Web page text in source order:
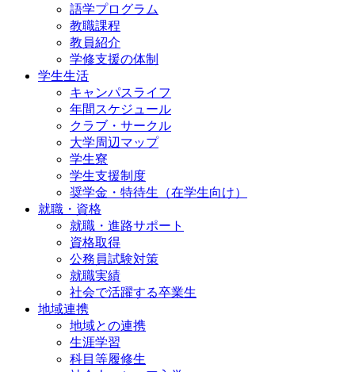
語学プログラム
教職課程
教員紹介
学修支援の体制
学生生活
キャンパスライフ
年間スケジュール
クラブ・サークル
大学周辺マップ
学生寮
学生支援制度
奨学金・特待生（在学生向け）
就職・資格
就職・進路サポート
資格取得
公務員試験対策
就職実績
社会で活躍する卒業生
地域連携
地域との連携
生涯学習
科目等履修生